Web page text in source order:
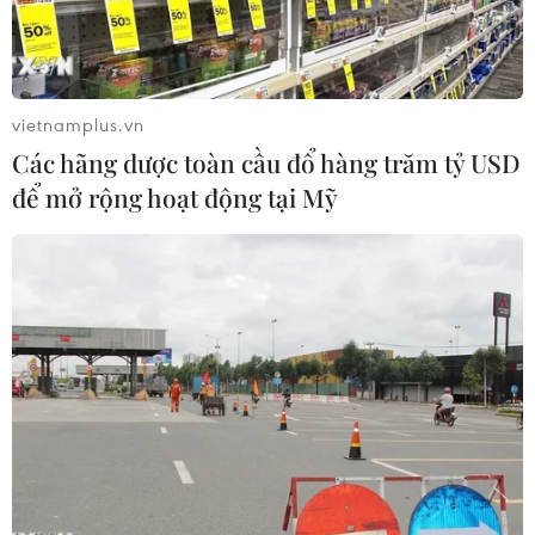
Quang cảnh cảng hàng hóa tại tỉnh Giang Tô, Trung Quốc.
(Ảnh: THX/TTXVN)
Xuất khẩu của Trung Quốc có thể tăng trưởng
mạnh hơn trong tháng 5/2026, nhờ lượng đơn
đặt hàng của nước ngoài được đẩy nhanh để
tránh những tác động từ xung đột tại Trung
Đông, cùng với nhu cầu toàn cầu ổn định đối
vietnamplus.vn
Các hãng dược toàn cầu đổ hàng trăm tỷ USD
để mở rộng hoạt động tại Mỹ